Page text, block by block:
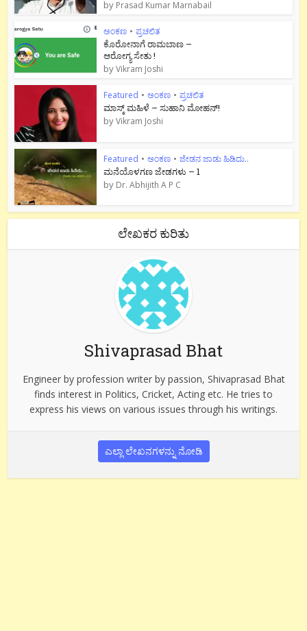
by Prasad Kumar Marnabail
ಅಂಕಣ • ಪ್ರಚಲಿತ
ಕೊರೋನಾಗೆ ರಾಮಬಾಣ –
ಆರೋಗ್ಯ ಸೇತು !
byVikram Joshi
Featured • ಅಂಕಣ • ಪ್ರಚಲಿತ
ಮಾಸ್ಕ್ ಮಹಿಳೆ – ಸುಹಾನಿ ಮೋಹನ್!
byVikram Joshi
Featured • ಅಂಕಣ • ಜೇಡನ ಜಾಡು ಹಿಡಿದು..
ಮನೆಯೊಳಗಣ ಜೇಡಗಳು – 1
by Dr. Abhijith A P C
ಲೇಖಕರ ಕುರಿತು
Shivaprasad Bhat
Engineer by profession writer by passion, Shivaprasad Bhat
finds interest in Politics, Cricket, Acting etc. He tries to
express his views on various issues through his writings.
ಎಲ್ಲಾ ಲೇಖನಗಳನ್ನು ನೋಡಿ